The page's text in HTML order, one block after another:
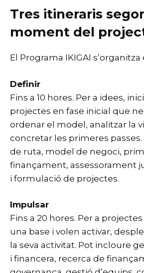
Tres itineraris
moment del
El Programa IKIGAI
Definir
Fins a 10 hores. Per a idees,
projectes en fase inicial que
ordenar el model, analitzar la
concretar les primeres
de ruta, model de negoci,
finançament, assessorament
i formulació de projectes.
Impulsar
Fins a 20 hores. Per a
una base i volen activar,
la seva activitat. Pot incloure
i financera, recerca de